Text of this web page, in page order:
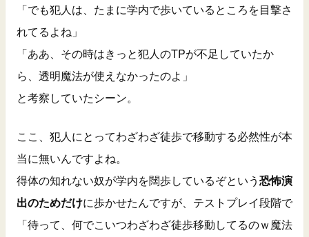
「でも犯人は、たまに学内で歩いているところを目撃さ
れてるよね」
「ああ、その時はきっと犯人のTPが不足していたか
ら、透明魔法が使えなかったのよ」
と考察していたシーン。
ここ、犯人にとってわざわざ徒歩で移動する必然性が本
当に無いんですよね。
得体の知れない奴が学内を闊歩しているぞという恐怖演
出のためだけに歩かせたんですが、テストプレイ段階で
「待って、何でこいつわざわざ徒歩移動してるのｗ魔法